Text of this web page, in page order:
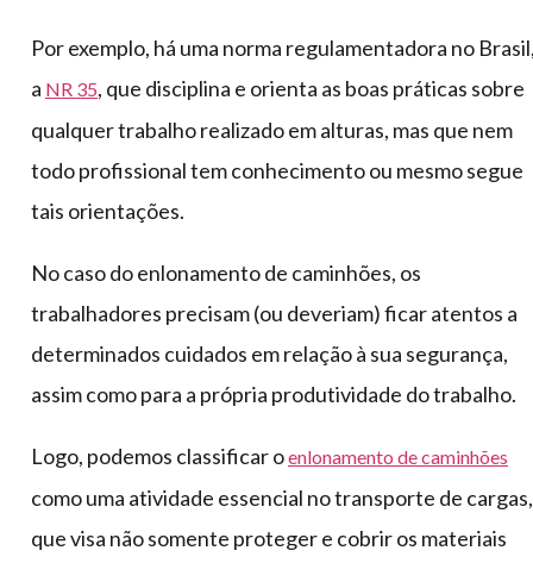
Por exemplo, há uma norma regulamentadora no
a NR 35, que disciplina e orienta as boas práticas sobre
qualquer trabalho realizado em alturas, mas que nem
todo profissional tem conhecimento ou mesmo segue
tais orientações.
No caso do enlonamento de caminhões, os
trabalhadores precisam (ou deveriam) ficar atentos a
determinados cuidados em relação à sua segurança,
assim como para a própria produtividade do trabalho.
Logo, podemos classificar oenlonamento de caminhões
como uma atividade essencial no transporte de cargas,
que visa não somente proteger e cobrir os materiais